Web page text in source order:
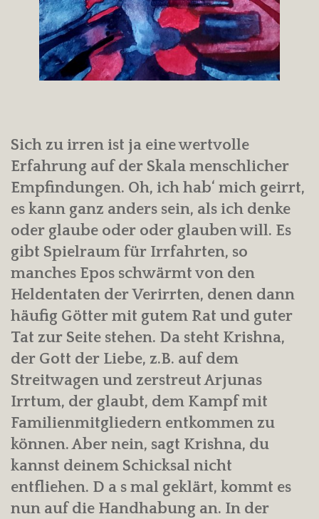
Sich zu irren ist ja eine wertvolle
Erfahrung auf der Skala menschlicher
Empfindungen. Oh, ich hab‘ mich geirrt,
es kann ganz anders sein, als ich denke
oder glaube oder oder glauben will. Es
gibt Spielraum für Irrfahrten, so
manches Epos schwärmt von den
Heldentaten der Verirrten, denen dann
häufig Götter mit gutem Rat und guter
Tat zur Seite stehen. Da steht Krishna,
der Gott der Liebe, z.B. auf dem
Streitwagen und zerstreut Arjunas
Irrtum, der glaubt, dem Kampf mit
Familienmitgliedern entkommen zu
können. Aber nein, sagt Krishna, du
kannst deinem Schicksal nicht
entfliehen. D a s mal geklärt, kommt es
nun auf die Handhabung an. In der